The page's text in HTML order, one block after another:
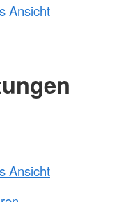
Ansicht
Ansicht